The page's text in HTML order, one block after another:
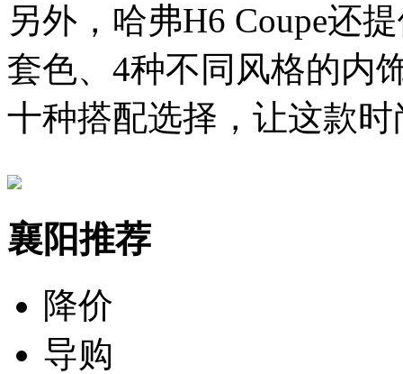
另外，哈弗H6 Coupe还
套色、4种不同风格的内
十种搭配选择，让这款
襄阳推荐
降价
导购